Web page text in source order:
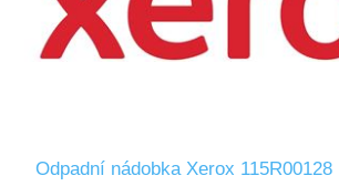
Odpadní nádobka Xerox 115R00128